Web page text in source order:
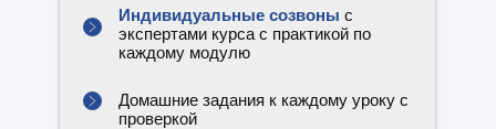
Домашние задания к каждому уроку с
проверкой
Индивидуальные созвоны с
экспертами курса с практикой по
каждому модулю